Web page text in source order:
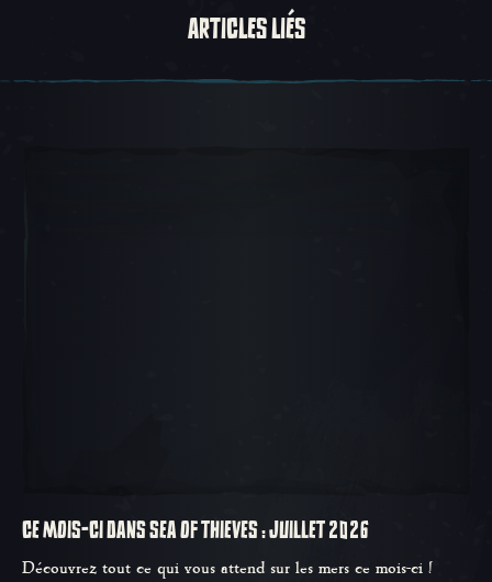
ARTICLES LIÉS
CE MOIS-CI DANS SEA OF THIEVES : JUILLET 2026
Découvrez tout ce qui vous attend sur les mers ce mois-ci !